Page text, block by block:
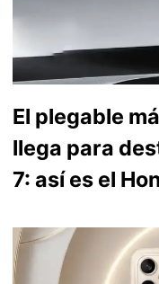
El plegable
llega para
7: así es el